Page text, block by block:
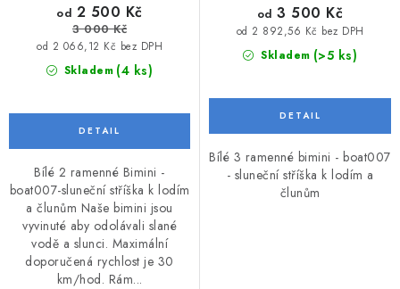
ŠLAPADLA
VODNÍ SKŮTRY
KATAMARÁNY - PONTON BOAT
VODNÍ SPORTY
PŘÍSLUŠENSTVÍ K ČLUNŮM
PŘÍSLUŠENSTVÍ K MOTORŮM
Skladem (4 ks)
od 2 066,12 Kč bez DPH
od 2 500 Kč
3 000 Kč
Bílé 2 ramenné Bimini -
boat007-sluneční stříška k lodím
a člunům Naše bimini jsou
vyvinuté aby odolávali slané
vodě a slunci. Maximální
doporučená rychlost je 30
km/hod. Rám...
Skladem (>5 ks)
od 2 892,56 Kč bez DPH
od 3 500 Kč
Bílé 3 ramenné bimini - boat007
- sluneční stříška k lodím a
člunům